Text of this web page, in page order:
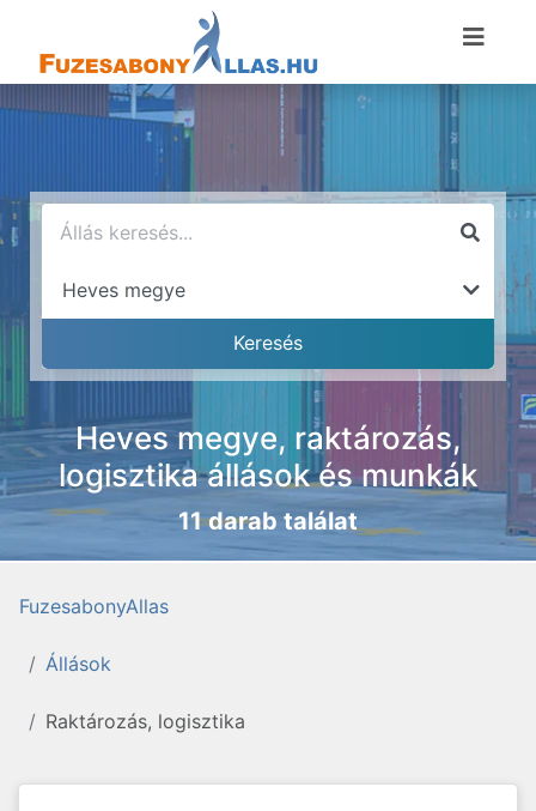
Heves megye, raktározás,
logisztika állások és munkák
11 darab találat
FuzesabonyAllas
Állások
Raktározás, logisztika